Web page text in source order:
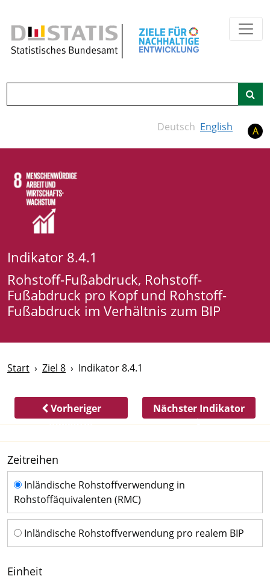
Deutsch English A
Indikator 8.4.1
Rohstoff-Fußabdruck, Rohstoff-
Fußabdruck pro Kopf und Rohstoff-
Fußabdruck im Verhältnis zum BIP
Start Ziel 8 Indikator 8.4.1
Vorheriger
Indikator
Nächster Indikator
Zeitreihen
Zeitreihen
Inländische Rohstoffverwendung in
Rohstoffäquivalenten (RMC)
Inländische Rohstoffverwendung pro realem BIP
Einheit